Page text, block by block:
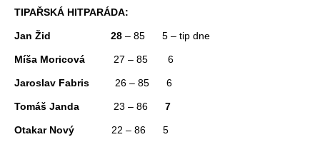
TIPAŘSKÁ HITPARÁDA:
Jan Žid 28 – 85 5 – tip dne
Míša Moricová 27 – 85 6
Jaroslav Fabris 26 – 85 6
Tomáš Janda 23 – 86 7
Otakar Nový 22 – 86 5